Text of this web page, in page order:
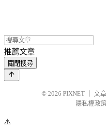
推薦文章
關閉搜尋
© 2026 PIXNET
文
隱私權政
⚠️